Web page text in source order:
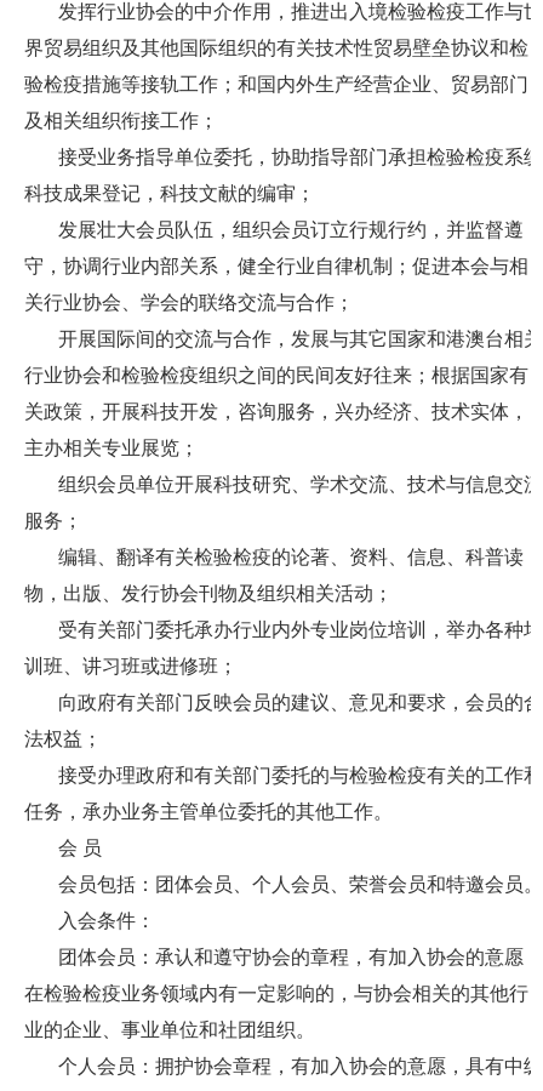
发挥行业协会的中介作用，推进出入境检验检疫工作与世
界贸易组织及其他国际组织的有关技术性贸易壁垒协议和检
验检疫措施等接轨工作；和国内外生产经营企业、贸易部门
及相关组织衔接工作；
接受业务指导单位委托，协助指导部门承担检验检疫系统
科技成果登记，科技文献的编审；
发展壮大会员队伍，组织会员订立行规行约，并监督遵
守，协调行业内部关系，健全行业自律机制；促进本会与相
关行业协会、学会的联络交流与合作；
开展国际间的交流与合作，发展与其它国家和港澳台相关
行业协会和检验检疫组织之间的民间友好往来；根据国家有
关政策，开展科技开发，咨询服务，兴办经济、技术实体，
主办相关专业展览；
组织会员单位开展科技研究、学术交流、技术与信息交流
服务；
编辑、翻译有关检验检疫的论著、资料、信息、科普读
物，出版、发行协会刊物及组织相关活动；
受有关部门委托承办行业内外专业岗位培训，举办各种培
训班、讲习班或进修班；
向政府有关部门反映会员的建议、意见和要求，会员的合
法权益；
接受办理政府和有关部门委托的与检验检疫有关的工作和
任务，承办业务主管单位委托的其他工作。
会 员
会员包括：团体会员、个人会员、荣誉会员和特邀会员。
入会条件：
团体会员：承认和遵守协会的章程，有加入协会的意愿，
在检验检疫业务领域内有一定影响的，与协会相关的其他行
业的企业、事业单位和社团组织。
个人会员：拥护协会章程，有加入协会的意愿，具有中级